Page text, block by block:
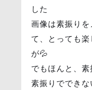
した
画像は素振り
て、とっても
が💦
でもほんと、
素振りででき